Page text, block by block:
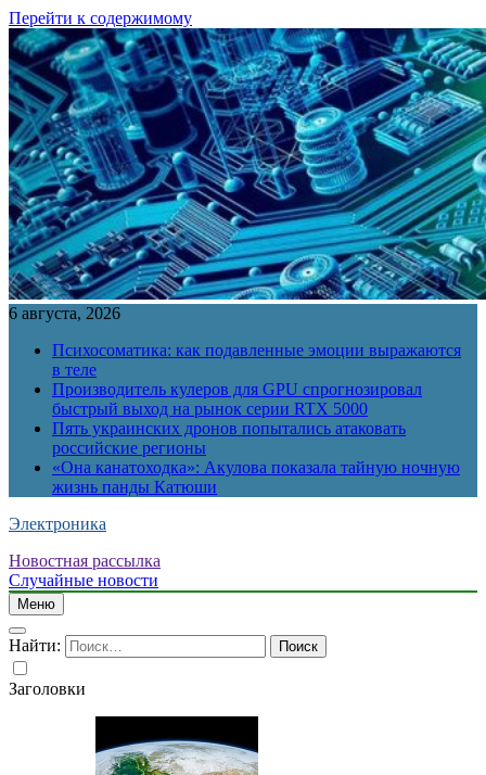
Перейти к содержимому
6 августа, 2026
Психосоматика: как подавленные эмоции выражаются
в теле
Производитель кулеров для GPU спрогнозировал
быстрый выход на рынок серии RTX 5000
Пять украинских дронов попытались атаковать
российские регионы
«Она канатоходка»: Акулова показала тайную ночную
жизнь панды Катюши
Электроника
Новостная рассылка
Случайные новости
Меню
Найти:
Заголовки